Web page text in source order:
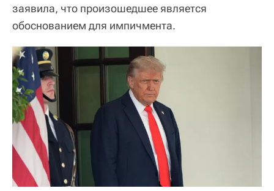
заявила, что произошедшее является
обоснованием для импичмента.